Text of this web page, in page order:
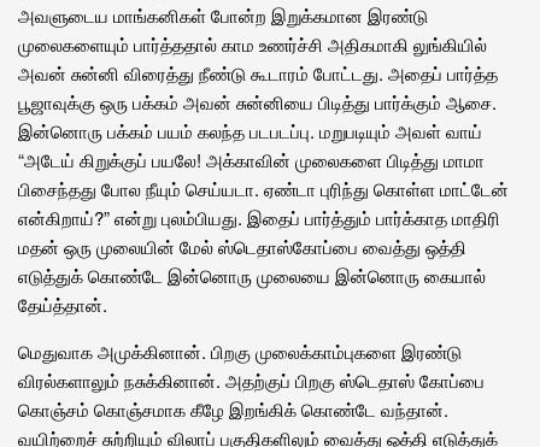
அவளுடைய மாங்கனிகள் போன்ற இறுக்கமான இரண்டு
முலைகளையும் பார்த்ததால் காம உணர்ச்சி அதிகமாகி லுங்கியில்
அவன் சுன்னி விரைத்து நீண்டு கூடாரம் போட்டது. அதைப் பார்த்த
பூஜாவுக்கு ஒரு பக்கம் அவன் சுன்னியை பிடித்து பார்க்கும் ஆசை.
இன்னொரு பக்கம் பயம் கலந்த படபடப்பு. மறுபடியும் அவள் வாய்
“அடேய் கிறுக்குப் பயலே! அக்காவின் முலைகளை பிடித்து மாமா
பிசைந்தது போல நீயும் செய்யடா. ஏண்டா புரிந்து கொள்ள மாட்டேன்
என்கிறாய்?” என்று புலம்பியது. இதைப் பார்த்தும் பார்க்காத மாதிரி
மதன் ஒரு முலையின் மேல் ஸ்டெதாஸ்கோப்பை வைத்து ஒத்தி
எடுத்துக் கொண்டே இன்னொரு முலையை இன்னொரு கையால்
தேய்த்தான்.
மெதுவாக அமுக்கினான். பிறகு முலைக்காம்புகளை இரண்டு
விரல்களாலும் நசுக்கினான். அதற்குப் பிறகு ஸ்டெதாஸ் கோப்பை
கொஞ்சம் கொஞ்சமாக கீழே இறங்கிக் கொண்டே வந்தான்.
வயிற்றைச் சுற்றியும் விலாப் பகுதிகளிலும் வைத்து ஒத்தி எடுத்துக்